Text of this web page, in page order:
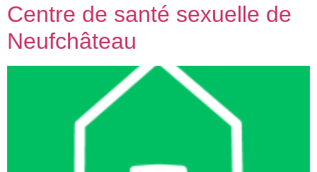
Centre de santé sexuelle de
Neufchâteau